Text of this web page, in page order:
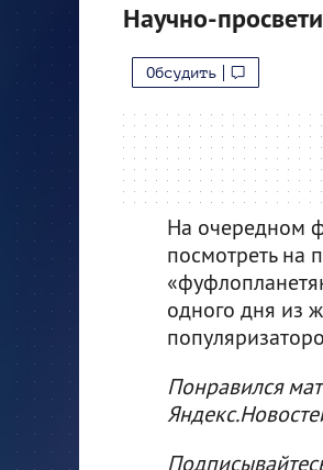
Научно-
Обсудить
На очередном
посмотреть на
одного дня из
Понравился